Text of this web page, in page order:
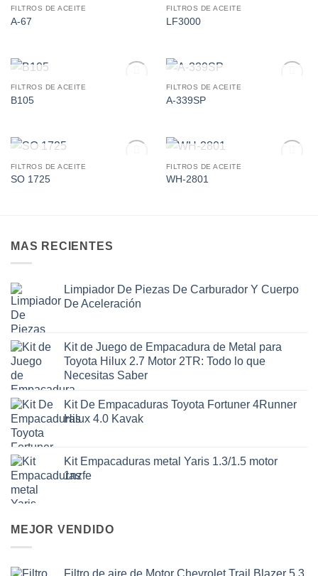
AGOTADO
FILTROS DE ACEITE
A-67
AGOTADO
FILTROS DE ACEITE
LF3000
AGOTADO
FILTROS DE ACEITE
B105
AGOTADO
FILTROS DE ACEITE
A-339SP
AGOTADO
FILTROS DE ACEITE
SO 1725
AGOTADO
FILTROS DE ACEITE
WH-2801
MAS RECIENTES
Limpiador De Piezas De Carburador Y Cuerpo
De Aceleración
Kit de Juego de Empacadura de Metal para
Toyota Hilux 2.7 Motor 2TR: Todo lo que
Necesitas Saber
Kit De Empacaduras Toyota Fortuner 4Runner
Hilux 4.0 Kavak
Kit Empacaduras metal Yaris 1.3/1.5 motor
1nzfe
MEJOR VENDIDO
Filtro de aire de Motor Chevrolet Trail Blazer 5.3